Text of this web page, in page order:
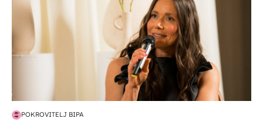
POKROVITELJ BIPA